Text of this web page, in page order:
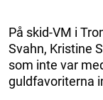
På skid-VM i
Svahn, Kristine
som inte var
guldfavoriterna